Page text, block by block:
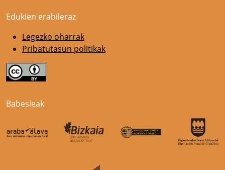
Edukien erabileraz
Legezko oharrak
Pribatutasun politikak
Babesleak